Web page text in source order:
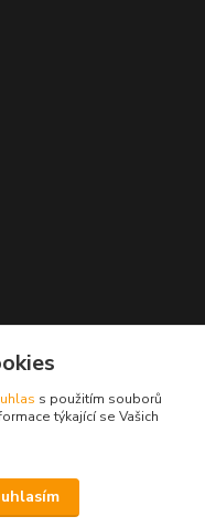
s použitím souborů
týkající se Vašich